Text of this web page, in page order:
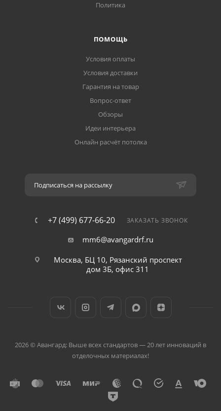
Политика
ПОМОЩЬ
Условия оплаты
Условия доставки
Гарантия на товар
Вопрос-ответ
Обзоры
Идеи интерьера
Онлайн расчёт потолка
Подписаться на рассылку
+7 (499) 677-66-20 ЗАКАЗАТЬ ЗВОНОК
mm6@avangardrf.ru
Москва, БЦ 10, Рязанский проспект
дом 3Б, офис 311
2026 © Авангард: Выше всех стандартов — 20 лет инноваций в
отделочных материалах!